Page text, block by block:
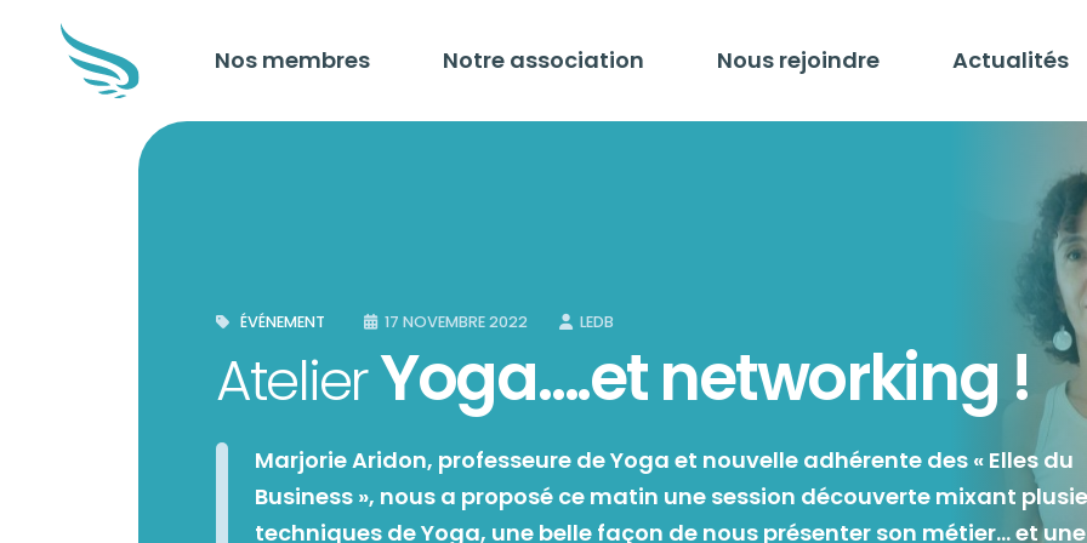
Nos membres Notre association Nous rejoindre Actualités
ÉVÉNEMENT 17 NOVEMBRE 2022 LEDB
AtelierYoga….et networking !
Marjorie Aridon, professeure de Yoga et nouvelle adhérente des « Elles du
Business », nous a proposé ce matin une session découverte mixant
techniques de Yoga, une belle façon de nous présenter son métier… et une